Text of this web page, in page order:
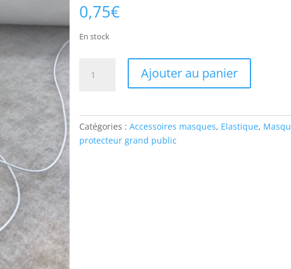
0,75€
En stock
Blanc
Ajouter au panier
Catégories :Accessoires masques, Elastique,
protecteur grand public